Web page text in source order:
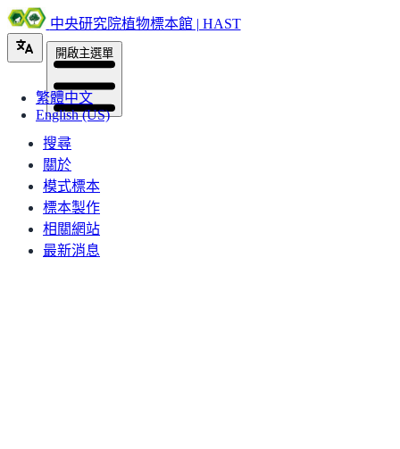
中央研究院植物標本館 | HAST
繁體中文
English (US)
開啟主選單
搜尋
關於
模式標本
標本製作
相關網站
最新消息